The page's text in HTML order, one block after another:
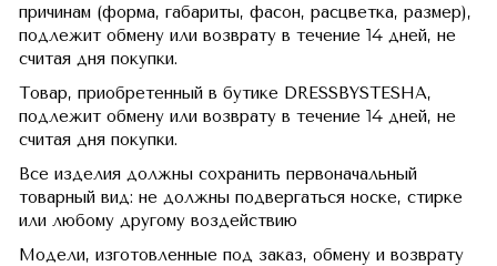
причинам (форма, габариты, фасон, расцветка, размер),
подлежит обмену или возврату в течение 14 дней, не
считая дня покупки.
Товар, приобретенный в бутике DRESSBYSTESHA,
подлежит обмену или возврату в течение 14 дней, не
считая дня покупки.
Все изделия должны сохранить первоначальный
товарный вид: не должны подвергаться носке, стирке
или любому другому воздействию
Модели, изготовленные под заказ, обмену и возврату